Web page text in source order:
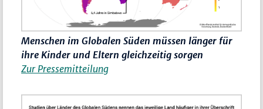
Menschen im Globalen Süden müssen länger für
ihre Kinder und Eltern gleichzeitig sorgen
Zur Pressemitteilung